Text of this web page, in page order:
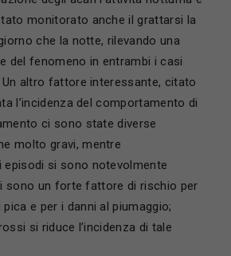
monitorato anche il grattarsi la
che la notte, rilevando una
del fenomeno in entrambi i casi
altro fattore interessante, citato
l’incidenza del comportamento di
ci sono state diverse
molto gravi, mentre
episodi si sono notevolmente
sono un forte fattore di rischio per
e per i danni al piumaggio;
si riduce l’incidenza di tale